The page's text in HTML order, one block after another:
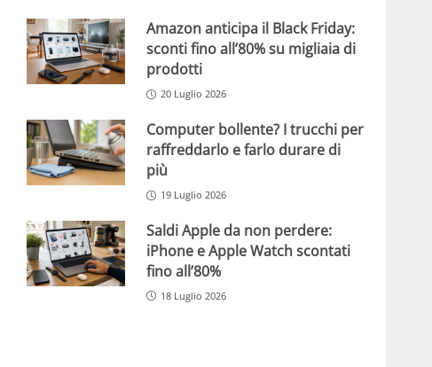
Amazon anticipa il Black Friday:
sconti fino all’80% su migliaia di
prodotti
20 Luglio 2026
Computer bollente? I trucchi per
raffreddarlo e farlo durare di
più
19 Luglio 2026
Saldi Apple da non perdere:
iPhone e Apple Watch scontati
fino all’80%
18 Luglio 2026